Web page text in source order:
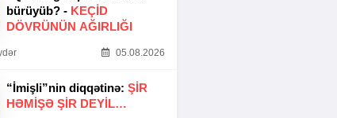
bürüyüb? - KEÇID
DÖVRÜNÜN AĞIRLIĞI
05.08.2026
“İmişli”nin diqqətinə: ŞIR
HƏMIŞƏ ŞIR DEYIL…